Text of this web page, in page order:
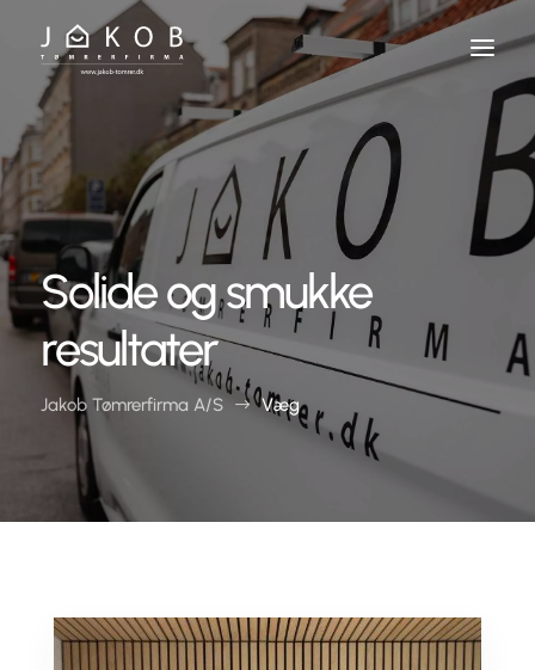
Content
Solide og smukke
resultater
Jakob Tømrerfirma A/S $ Væg